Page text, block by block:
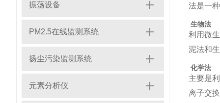
振荡设备
PM2.5在线监测系统
扬尘污染监测系统
元素分析仪
法是一
生物法
利用微
泥法和
化学法
主要是
离子交